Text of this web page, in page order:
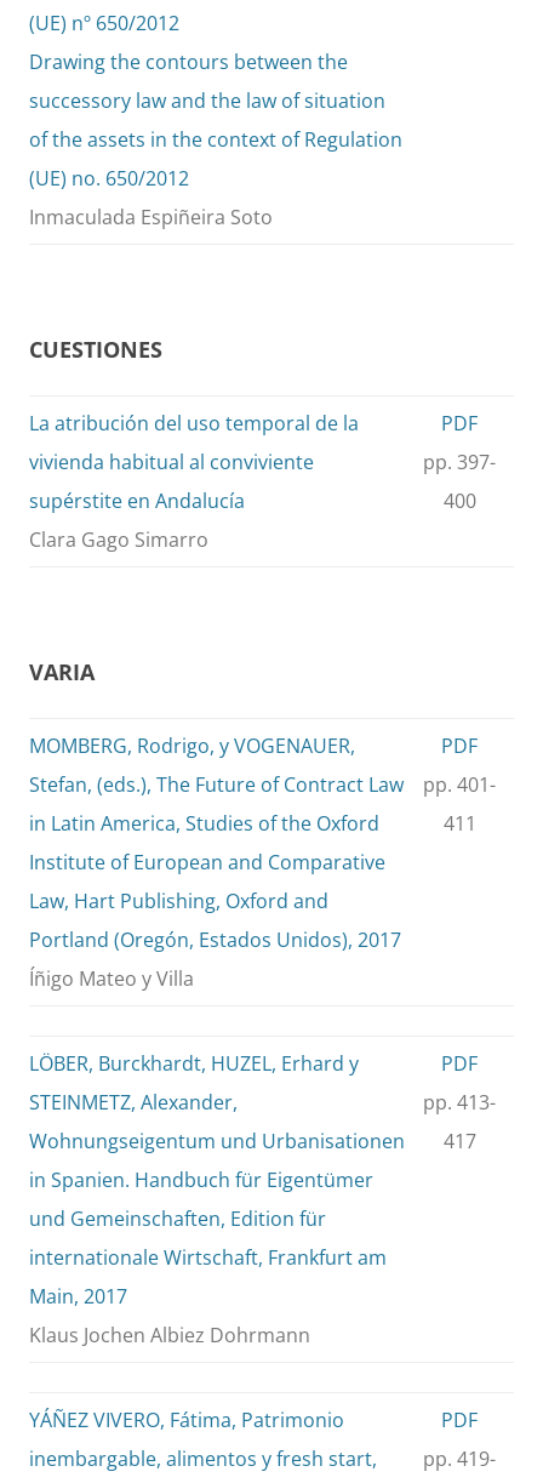
(UE) nº 650/2012
Drawing the contours between the
successory law and the law of situation
of the assets in the context of Regulation
(UE) no. 650/2012
Inmaculada Espiñeira Soto
CUESTIONES
La atribución del uso temporal de la
vivienda habitual al conviviente
supérstite en Andalucía
Clara Gago Simarro
PDF
pp. 397-
400
VARIA
MOMBERG, Rodrigo, y VOGENAUER,
Stefan, (eds.), The Future of Contract Law
in Latin America, Studies of the Oxford
Institute of European and Comparative
Law, Hart Publishing, Oxford and
Portland (Oregón, Estados Unidos), 2017
Íñigo Mateo y Villa
PDF
pp. 401-
411
LÖBER, Burckhardt, HUZEL, Erhard y
STEINMETZ, Alexander,
Wohnungseigentum und Urbanisationen
in Spanien. Handbuch für Eigentümer
und Gemeinschaften, Edition für
internationale Wirtschaft, Frankfurt am
Main, 2017
Klaus Jochen Albiez Dohrmann
PDF
pp. 413-
417
YÁÑEZ VIVERO, Fátima, Patrimonio
inembargable, alimentos y fresh start,
PDF
pp. 419-